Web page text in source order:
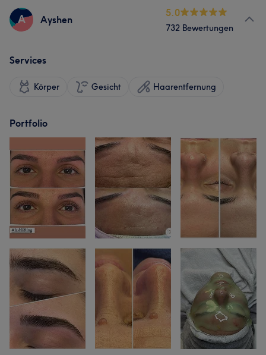
A Ayshen
5.0
732 Bewertungen
Services
Körper Gesicht Haarentfernung
Portfolio